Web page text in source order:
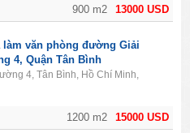
13000 USD
900 m2
15000 USD
1200 m2
làm văn phòng đường Giải
4, Quận Tân Bình
4, Tân Bình, Hồ Chí Minh,